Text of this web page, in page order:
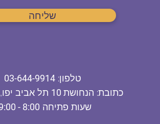
טלפון:
03-644-9914
כתובת: הנחושת תל אביב יפו,
שעות פתיחה 8:00 - 19:00
שליחה